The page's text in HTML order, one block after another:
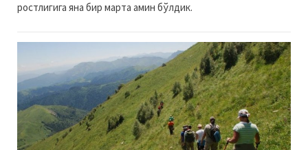
ростлигига яна бир марта амин бўлдик.